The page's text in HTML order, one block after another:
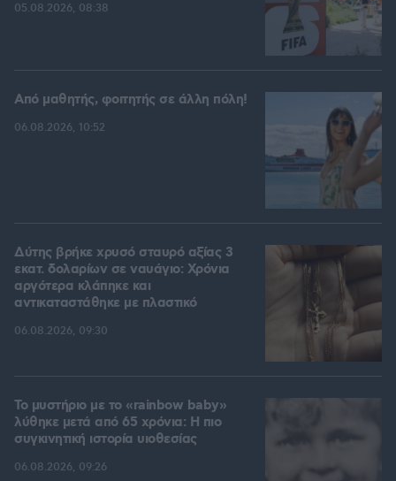
05.08.2026, 08:38
Από μαθητής, φοιτητής σε άλλη πόλη!
06.08.2026, 10:52
Δύτης βρήκε χρυσό σταυρό αξίας 3
εκατ. δολαρίων σε ναυάγιο: Χρόνια
αργότερα κλάπηκε και
αντικαταστάθηκε με πλαστικό
06.08.2026, 09:30
Το μυστήριο με το «rainbow baby»
λύθηκε μετά από 65 χρόνια: Η πιο
συγκινητική ιστορία υιοθεσίας
06.08.2026, 09:26